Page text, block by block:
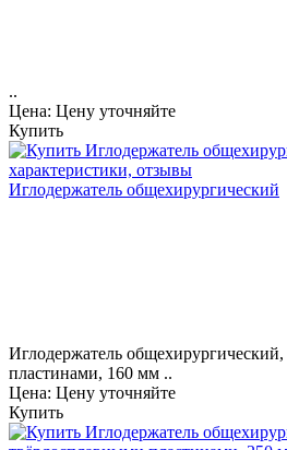
..
Цена: Цену уточняйте
Купить
Иглодержатель общехирургический
Иглодержатель
пластинами, 160 мм ..
Цена: Цену уточняйте
Купить